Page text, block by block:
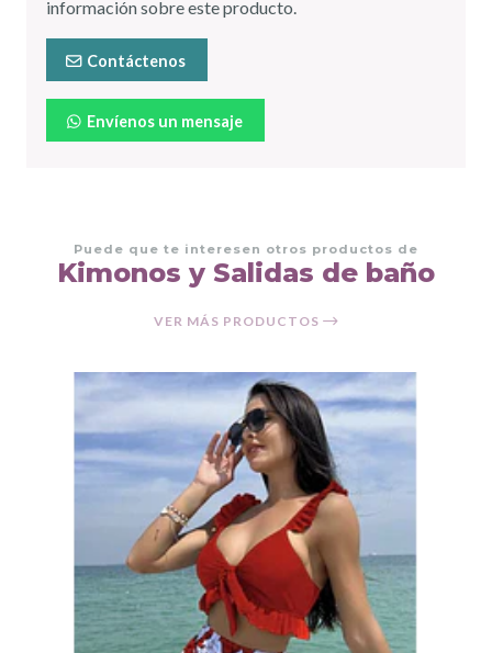
información sobre este producto.
Contáctenos
Envíenos un mensaje
Puede que te interesen otros productos de
Kimonos y Salidas de baño
VER MÁS PRODUCTOS